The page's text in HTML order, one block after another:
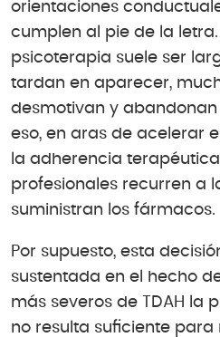
orientaciones
cumplen al pie de la
psicoterapia suele ser
tardan en aparecer,
desmotivan y abandonan
eso, en aras de acelerar
la adherencia
profesionales recurren a
suministran los fármacos.
Por supuesto, esta
sustentada en el hecho
más severos de TDAH la
no resulta suficiente para